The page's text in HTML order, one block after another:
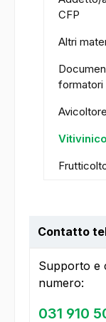
CFP
Altri
formatori
Contatto
Supporto e
numero:
031 910